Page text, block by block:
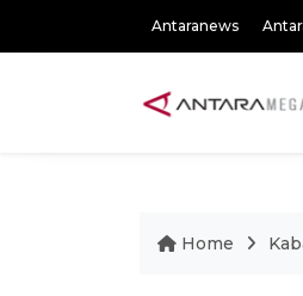
Antaranews
Home